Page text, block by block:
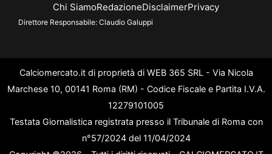
Chi SiamoRedazioneDisclaimerPrivacy
Direttore Responsabile: Claudio Galuppi
Calciomercato.it di proprietà di WEB 365 SRL - Via Nicola
Marchese 10, 00141 Roma (RM) - Codice Fiscale e Partita I.V.A.
12279101005
Testata Giornalistica registrata presso il Tribunale di Roma con
n°57/2024 del 11/04/2024